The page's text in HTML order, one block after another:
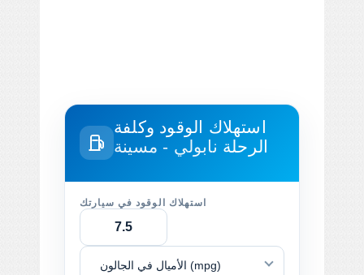
استهلاك الوقود وكلفة
الرحلة نابولي - مسينة
استهلاك الوقود في سيارتك
الأميال في الجالون (mpg)